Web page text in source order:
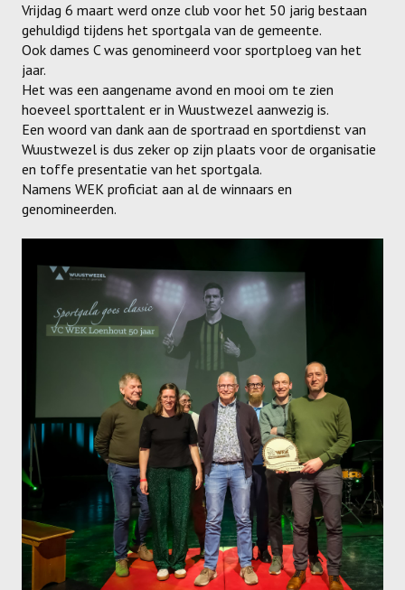
Vrijdag 6 maart werd onze club voor het 50 jarig bestaan
gehuldigd tijdens het sportgala van de gemeente.
Ook dames C was genomineerd voor sportploeg van het
jaar.
Het was een aangename avond en mooi om te zien
hoeveel sporttalent er in Wuustwezel aanwezig is.
Een woord van dank aan de sportraad en sportdienst van
Wuustwezel is dus zeker op zijn plaats voor de organisatie
en toffe presentatie van het sportgala.
Namens WEK proficiat aan al de winnaars en
genomineerden.